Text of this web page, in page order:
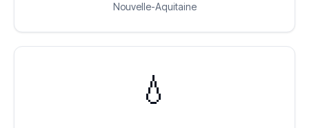
Nouvelle-Aquitaine
💧